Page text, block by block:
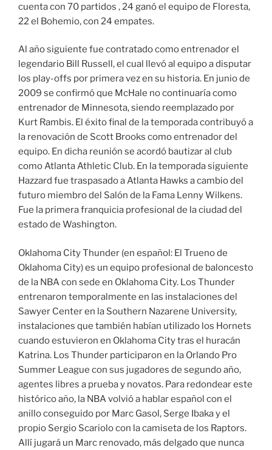
cuenta con 70 partidos , 24 ganó el equipo de Floresta,
22 el Bohemio, con 24 empates.
Al año siguiente fue contratado como entrenador el
legendario Bill Russell, el cual llevó al equipo a disputar
los play-offs por primera vez en su historia. En junio de
2009 se confirmó que McHale no continuaría como
entrenador de Minnesota, siendo reemplazado por
Kurt Rambis. El éxito final de la temporada contribuyó a
la renovación de Scott Brooks como entrenador del
equipo. En dicha reunión se acordó bautizar al club
como Atlanta Athletic Club. En la temporada siguiente
Hazzard fue traspasado a Atlanta Hawks a cambio del
futuro miembro del Salón de la Fama Lenny Wilkens.
Fue la primera franquicia profesional de la ciudad del
estado de Washington.
Oklahoma City Thunder (en español: El Trueno de
Oklahoma City) es un equipo profesional de baloncesto
de la NBA con sede en Oklahoma City. Los Thunder
entrenaron temporalmente en las instalaciones del
Sawyer Center en la Southern Nazarene University,
instalaciones que también habían utilizado los Hornets
cuando estuvieron en Oklahoma City tras el huracán
Katrina. Los Thunder participaron en la Orlando Pro
Summer League con sus jugadores de segundo año,
agentes libres a prueba y novatos. Para redondear este
histórico año, la NBA volvió a hablar español con el
anillo conseguido por Marc Gasol, Serge Ibaka y el
propio Sergio Scariolo con la camiseta de los Raptors.
Allí jugará un Marc renovado, más delgado que nunca